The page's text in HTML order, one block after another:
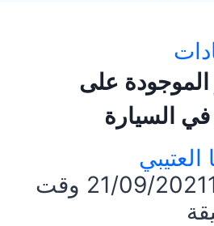
على
في السيارة
العتيبي
21/09/2021 وقت